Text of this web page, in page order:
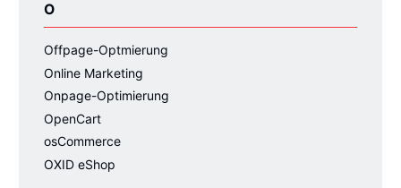
O
Offpage-Optmierung
Online Marketing
Onpage-Optimierung
OpenCart
osCommerce
OXID eShop